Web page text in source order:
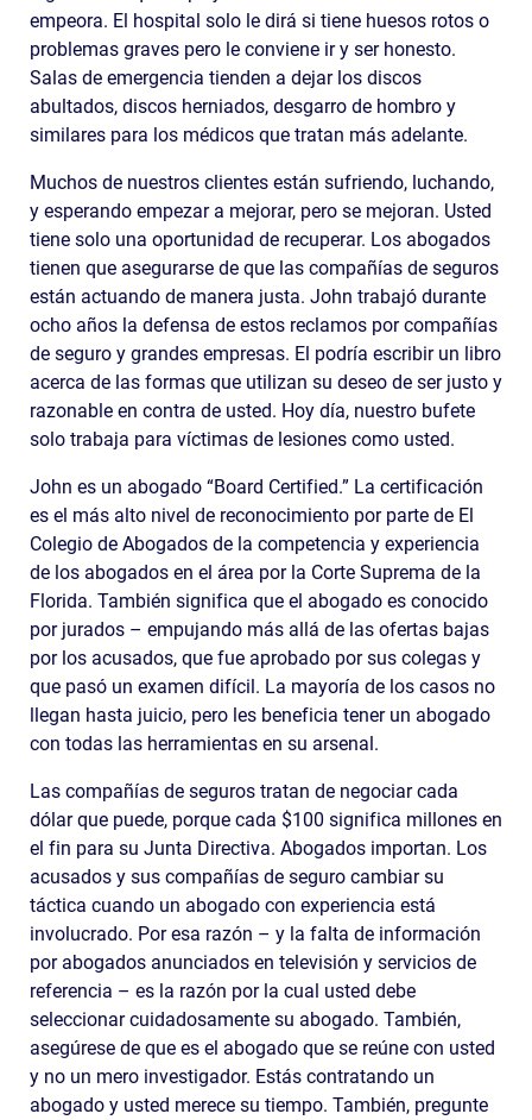
empeora. El hospital solo le dirá si tiene huesos rotos o
problemas graves pero le conviene ir y ser honesto.
Salas de emergencia tienden a dejar los discos
abultados, discos herniados, desgarro de hombro y
similares para los médicos que tratan más adelante.
Muchos de nuestros clientes están sufriendo, luchando,
y esperando empezar a mejorar, pero se mejoran. Usted
tiene solo una oportunidad de recuperar. Los abogados
tienen que asegurarse de que las compañías de seguros
están actuando de manera justa. John trabajó durante
ocho años la defensa de estos reclamos por compañías
de seguro y grandes empresas. El podría escribir un libro
acerca de las formas que utilizan su deseo de ser justo y
razonable en contra de usted. Hoy día, nuestro bufete
solo trabaja para víctimas de lesiones como usted.
John es un abogado “Board Certified.” La certificación
es el más alto nivel de reconocimiento por parte de El
Colegio de Abogados de la competencia y experiencia
de los abogados en el área por la Corte Suprema de la
Florida. También significa que el abogado es conocido
por jurados – empujando más allá de las ofertas bajas
por los acusados, que fue aprobado por sus colegas y
que pasó un examen difícil. La mayoría de los casos no
llegan hasta juicio, pero les beneficia tener un abogado
con todas las herramientas en su arsenal.
Las compañías de seguros tratan de negociar cada
dólar que puede, porque cada $100 significa millones en
el fin para su Junta Directiva. Abogados importan. Los
acusados ​​y sus compañías de seguro cambiar su
táctica cuando un abogado con experiencia está
involucrado. Por esa razón – y la falta de información
por abogados anunciados en televisión y servicios de
referencia – es la razón por la cual usted debe
seleccionar cuidadosamente su abogado. También,
asegúrese de que es el abogado que se reúne con usted
y no un mero investigador. Estás contratando un
abogado y usted merece su tiempo. También, pregunte